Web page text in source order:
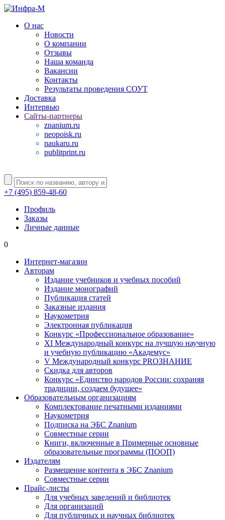
О нас
Новости
О компании
Отзывы
Наша команда
Вакансии
Контакты
Результаты проведения СОУТ
Доставка
Интервью
Сайты-партнеры
znanium.ru
neopoisk.ru
naukaru.ru
publitprint.ru
+7 (495) 859-48-60
Профиль
Заказы
Личные данные
0
Интернет-магазин
Авторам
Издание учебников и учебных пособий
Издание монографий
Публикация статей
Заказные издания
Наукометрия
Электронная публикация
Конкурс «Профессиональное образование»
XI Международный конкурс на лучшую научную
и учебную публикацию «Академус»
V Международный конкурс PROЗНАНИЕ
Скидка для авторов
Конкурс «Единство народов России: сохраняя
традиции, создаем будущее»
Образовательным организациям
Комплектование печатными изданиями
Наукометрия
Подписка на ЭБС Znanium
Совместные серии
Книги, включенные в Примерные основные
образовательные программы (ПООП)
Издателям
Размещение контента в ЭБС Znanium
Совместные серии
Прайс-листы
Для учебных заведений и библиотек
Для организаций
Для публичных и научных библиотек